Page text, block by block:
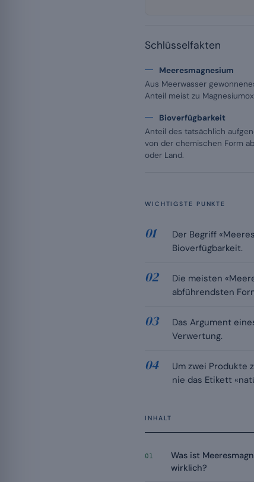
Schlüsselfakten
Meeresmagnesium
Aus Meerwasser
Anteil meist zu
Bioverfügbarkeit
Anteil des tatsächlich
von der chemischen Form
oder Land.
WICHTIGSTE PUNKTE
Der Begriff
Bioverfügbarkeit.
Die meisten
abführendsten
Das Argument
Verwertung.
Um zwei Produkte
nie das Etikett
INHALT
01
Was ist
wirklich?